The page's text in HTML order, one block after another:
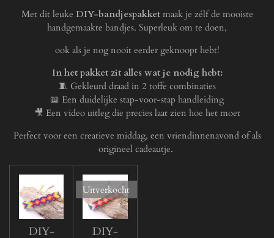
Met dit leuke DIY-bandjespakketmaak je zélf de mooiste
handgemaakte bandjes. Superleuk om te doen,
ook als je nog nooit eerder geknoopt hebt!
In het pakket zit alles wat je nodig hebt:
🧵 Gekleurd draad in 2 toffe combinaties
📖 Een duidelijke stap-voor-stap handleiding
🎥 Een video uitleg die precies laat zien hoe het moet
Perfect voor een creatieve middag, een vriendinnenavond of als
origineel cadeautje.
DIY-
Uitverkocht
DIY-